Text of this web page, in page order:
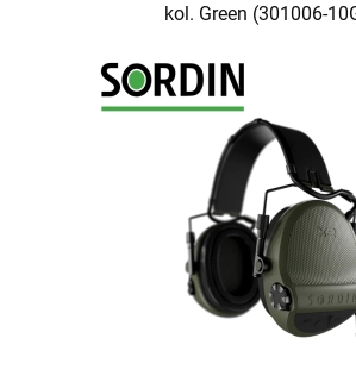
kol. Green (301006-